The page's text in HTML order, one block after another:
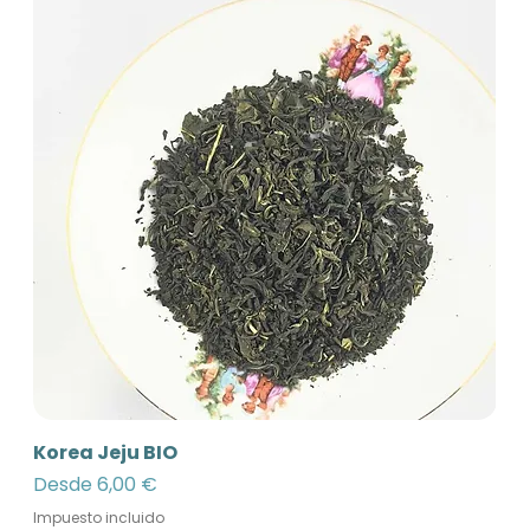
Korea Jeju BIO
Desde6,00 €
Precio de oferta
Impuesto incluido